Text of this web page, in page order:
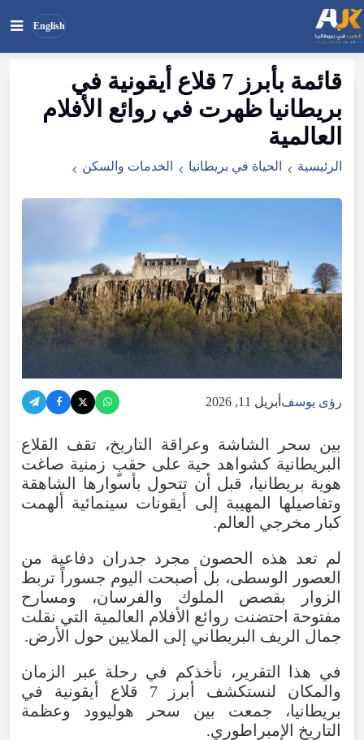
English
ابحث
الموقع
بحث قائمة بأبرز قلاع أيقونية في
بريطانيا ظهرت في روائع الأفلام
العالمية
الرئيسية الحياة في بريطانيا الخدمات والسكن
رؤى يوسف أبريل 11, 2026
بين سحر الشاشة وعراقة التاريخ، تقف القلاع
البريطانية كشواهد حية على حقبٍ زمنية صاغت
هوية بريطانيا، قبل أن تتحول بأسوارها الشاهقة
وتفاصيلها المهيبة إلى أيقونات سينمائية ألهمت
كبار مخرجي العالم.
لم تعد هذه الحصون مجرد جدران دفاعية من
العصور
الوسطى، بل أصبحت اليوم جسوراً تربط
الزوار
بقصص الملوك والفرسان، ومسارح
مفتوحة احتضنت روائع الأفلام العالمية التي نقلت
جمال الريف البريطاني إلى الملايين حول الأرض.
في هذا التقرير ، نأخذكم في رحلة عبر
الزمان
والمكان
لنستكشف أبرز 7 قلاع أيقونية
في
بريطانيا، جمعت بين سحر هوليوود
وعظمة
التاريخ الإمبراطوري.